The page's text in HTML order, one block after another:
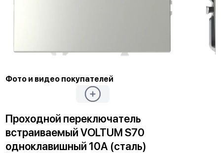
Фото и видео покупателей
Проходной переключатель
встраиваемый VOLTUM S70
одноклавишный 10А (сталь)